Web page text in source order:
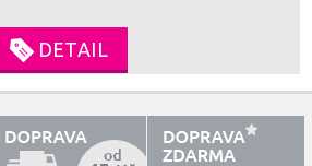
mikrovlákna umožní vaší kůži dýchat.
Všitý klínek v kalhotové části je záruka
pohodlného nošení po celý den které
zaručuje 100% neprůhlednost. Velmi
odolné proti poškození. Vhodné pro
zimní a přechodové období. SLOŽENÍ :
85% polyamid, 15% lycra
DETAIL